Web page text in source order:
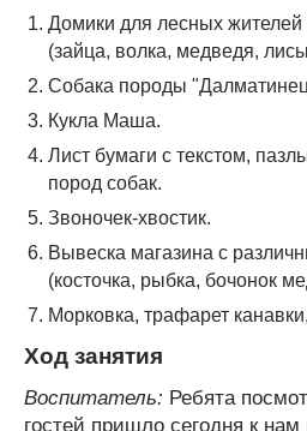
Домики для лесных
(зайца, волка, медведя,
Собака породы
Кукла Маша.
Лист бумаги с текстом,
пород собак.
Звоночек-хвостик.
Вывеска магазина с
(косточка, рыбка, бочонок
Морковка, трафарет
Ход занятия
Воспитатель: Ребята
гостей пришло сегодня к нам